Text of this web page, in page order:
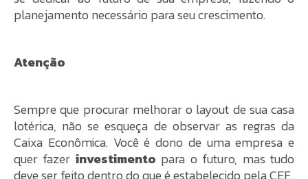
planejamento necessário para seu crescimento.
Atenção
Sempre que procurar melhorar o layout de sua casa
lotérica, não se esqueça de observar as regras da
Caixa Econômica. Você é dono de uma empresa e
quer fazer investimento para o futuro, mas tudo
deve ser feito dentro do que é estabelecido pela CEF.